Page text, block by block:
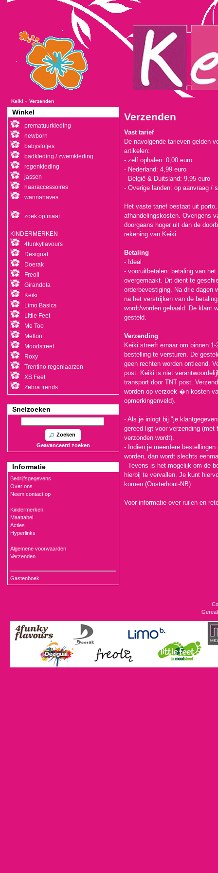
Keiki » Verzenden
Verzenden
Vast tarief
De navolgende tarieven gelden
artikelen:
- zelf ophalen: 0,00 euro
- Nederland: 4,99 euro
- België & Duitsland: 9,95 euro
- Overige landen: op aanvraag /
Het vaste tarief bestaat uit
afhandelingskosten. Overigens
doorgaans hoger uit dan de
rekening van Keiki.
Betaling
- Ideal
- vooruitbetalen: betaling van
overgemaakt. Dit dient te
orderbevestiging. Na drie dagen
na het verstrijken van de
wordt/worden gehaald. De klant
gesteld.
Verzending
Keiki streeft ernaar om binnen
bestelling te versturen. De
geen rechten worden ontleend.
post. Keiki is niet
transport door TNT post.
worden op verzoek �n kosten
opmerkingenveld).
- Als je inlogt bij "je
gereed ligt voor verzending
verzonden wordt).
- Indien je meerdere
worden, dan wordt slechts
- Tevens is het mogelijk om de
hierbij te vervallen. Je kunt
komen (Oosterhout-NB).
Voor informatie over ruilen en
Winkel
prematuurkleding
newborn
babyslofjes
badkleding / zwemkleding
regenkleding
jassen
haaraccessoires
wannahaves
zoek op maat
KINDERMERKEN
4funkyflavours
Desigual
Doerak
Freoli
Girandola
Keiki
Limo Basics
Little Feet
Me Too
Melton
Moodstreet
Roxy
Trentino regenlaarzen
XS Feet
Zebra trends
Snelzoeken
Zoeken
Geavanceerd zoeken
Informatie
Bedrijfsgegevens
Over ons
Neem contact op
Kindermerken
Maattabel
Acties
Hyperlinks
Algemene voorwaarden
Verzenden
Gastenboek